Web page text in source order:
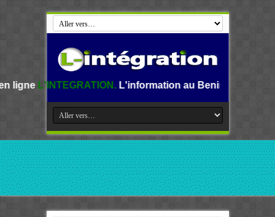
L'information au Benin, en Afrique et dans le